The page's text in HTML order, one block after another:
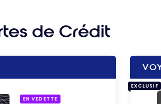
de Crédit
EN VEDETTE
EXCLUSIF